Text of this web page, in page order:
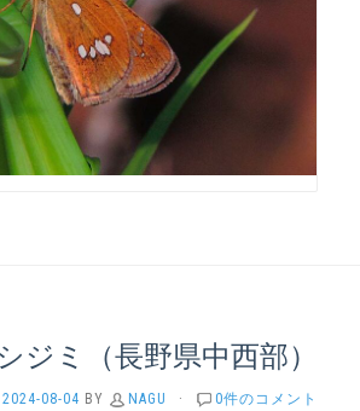
ジミ（長野県中西部）
2024-08-04 BY NAGU · 0件のコメント